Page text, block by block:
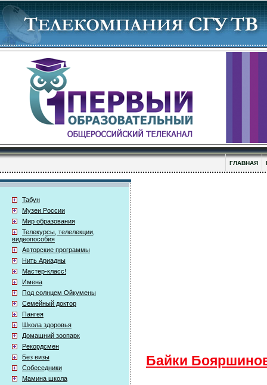
ГЛАВНАЯ
Табун
Музеи России
Мир образования
Телекурсы, телелекции,
видеопособия
Авторские программы
Нить Ариадны
Мастер-класс!
Имена
Под солнцем Ойкумены
Семейный доктор
Пангея
Школа здоровья
Домашний зоопарк
Рекордсмен
Без визы
Собеседники
Мамина школа
Байки